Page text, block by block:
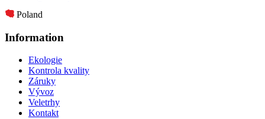
Poland
Information
Ekologie
Kontrola kvality
Záruky
Vývoz
Veletrhy
Kontakt